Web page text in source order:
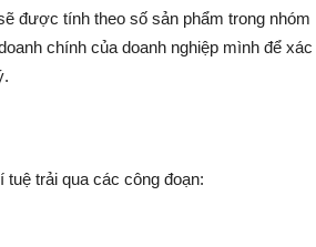
được tính theo số sản phẩm trong nhóm
chính của doanh nghiệp mình để xác
trải qua các công đoạn: